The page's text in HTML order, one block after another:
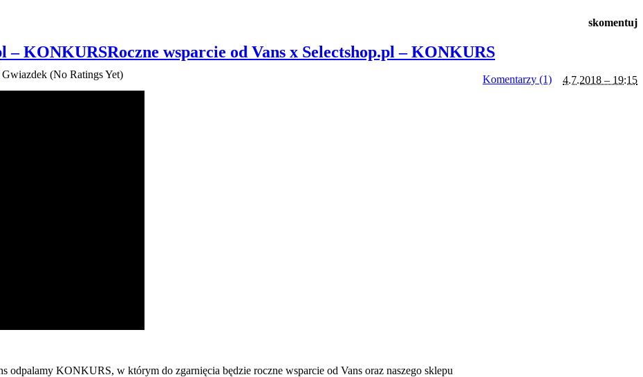
skomentuj
– KONKURSRoczne wsparcie od Vans x Selectshop.pl – KONKURS
(No Ratings Yet)
Komentarzy (1) 4.7.2018 – 19:15
odpalamy KONKURS, w którym do zgarnięcia będzie roczne wsparcie od Vans oraz naszego sklepu